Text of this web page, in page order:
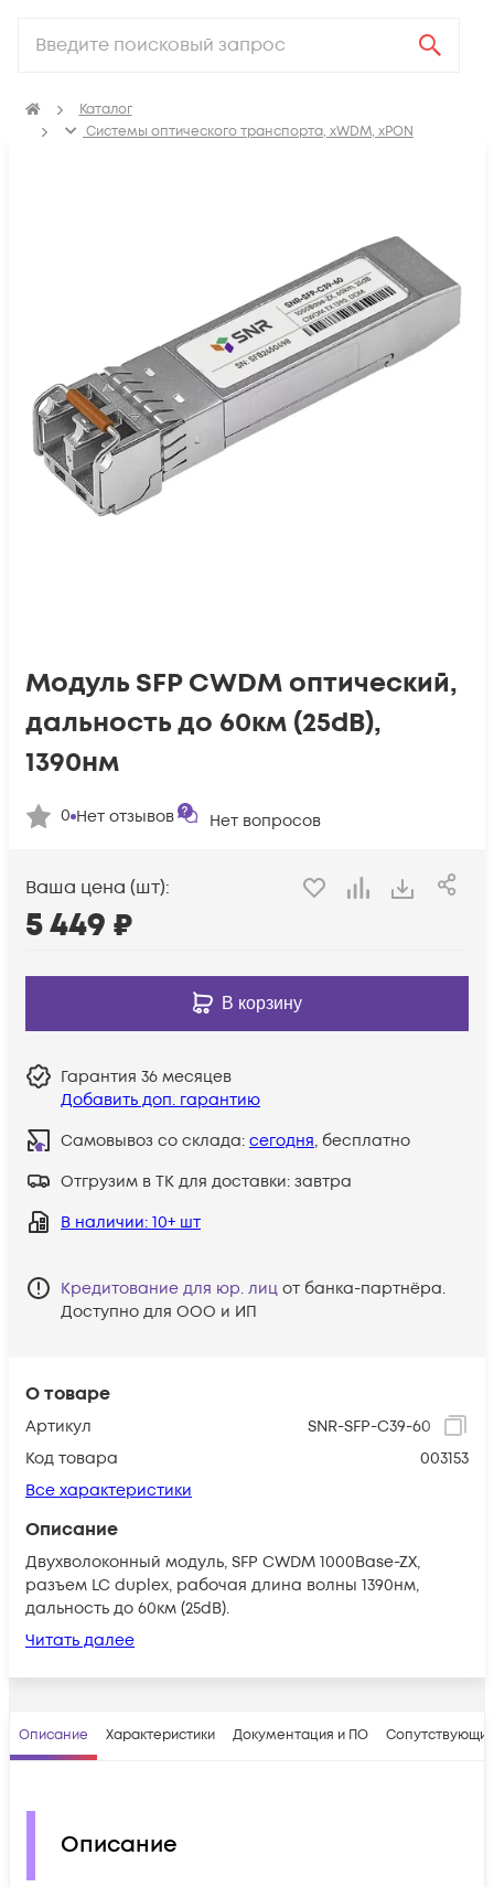
Каталог
Системы оптического транспорта, xWDM, xPON
О товаре
Артикул
SNR-SFP-C39-60
Код товара
003153
Все характеристики
Описание
Двухволоконный модуль, SFP CWDM 1000Base-ZX,
разъем LC duplex, рабочая длина волны 1390нм,
дальность до 60км (25dB).
Читать далее
Модуль SFP CWDM оптический,
дальность до 60км (25dB),
1390нм
0 Нет отзывов Нет вопросов
Ваша цена (шт):
5 449 ₽
В корзину
Гарантия 36 месяцев
Добавить доп. гарантию
Самовывоз со склада: сегодня, бесплатно
Отгрузим в ТК для доставки: завтра
В наличии: 10+ шт
Кредитование для юр. лиц от банка-партнёра.
Доступно для ООО и ИП
Описание Характеристики Документация и ПО
Описание